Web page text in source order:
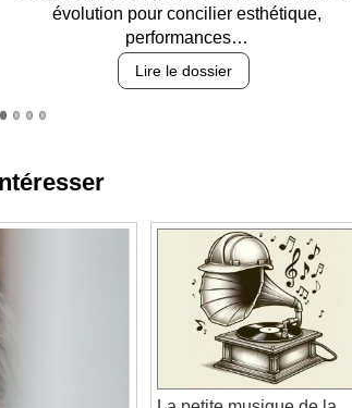
des revêtements et intégration…
Lire le dossier
La petite musique de la